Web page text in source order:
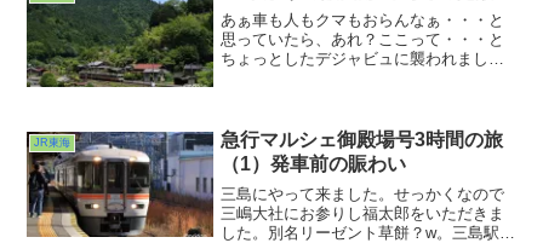
した。貸切だったので気分よかったなぁ
w。ここはオーバーツーリズムとは無縁の
ようでしたw
あぁ車も人もクマもおらんなぁ・・・と
思っていたら、あれ？ここって・・・と
ちょっとしたデジャビュに襲われまし
る。カメラを構えてまもなくやって来た
のは豊橋行き313系でした。
JR東海
急行マルシェ御殿場号3時間の旅
（1）発車前の賑わい
三島にやって来ました。せっかくなので
三嶋大社にお参りし福太郎をいただきま
した。別名リーゼント草餅？w。三島駅に